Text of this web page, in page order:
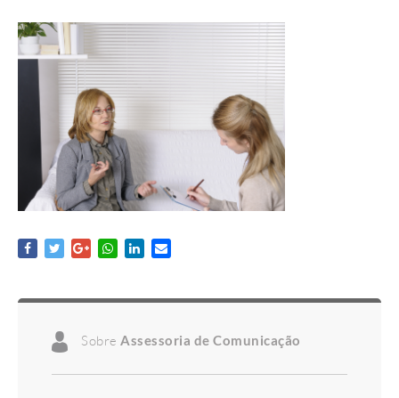
Sobre Assessoria de Comunicação